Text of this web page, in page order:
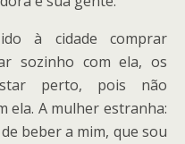
à cidade comprar
sozinho com ela, os
perto, pois não
ela. A mulher estranha:
beber a mim, que sou